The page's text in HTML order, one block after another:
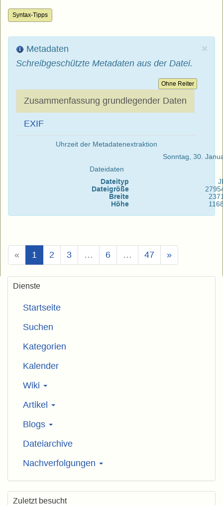
Syntax-Tipps
×
Metadaten
Schreibgeschützte Metadaten aus der Datei.
Ohne Reiter
Zusammenfassung grundlegender Daten
EXIF
Uhrzeit der Metadatenextraktion
Sonntag, 30.
Dateidaten
Dateityp
Dateigröße
Breite
Höhe
« 1 (Aktuell)
2 3 … 6 … 47 »
Dienste
Startseite
Suchen
Kategorien
Kalender
Wiki
Artikel
Blogs
Dateiarchive
Nachverfolgungen
Zuletzt besucht